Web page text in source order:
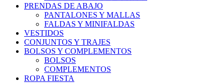
PRENDAS DE ABAJO
PANTALONES Y MALLAS
FALDAS Y MINIFALDAS
VESTIDOS
CONJUNTOS Y TRAJES
BOLSOS Y COMPLEMENTOS
BOLSOS
COMPLEMENTOS
ROPA FIESTA